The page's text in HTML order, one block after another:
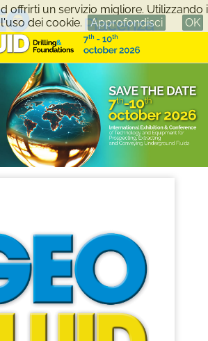
offrirti un servizio migliore. Utilizzando
dei cookie.
Approfondisci OK